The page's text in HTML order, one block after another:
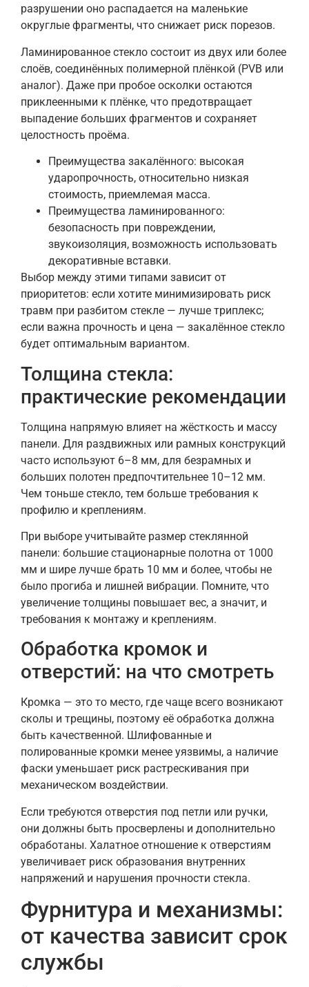
разрушении оно распадается на маленькие
округлые фрагменты, что снижает риск порезов.
Ламинированное стекло состоит из двух или более
слоёв, соединённых полимерной плёнкой (PVB или
аналог). Даже при пробое осколки остаются
приклеенными к плёнке, что предотвращает
выпадение больших фрагментов и сохраняет
целостность проёма.
Преимущества закалённого: высокая
ударопрочность, относительно низкая
стоимость, приемлемая масса.
Преимущества ламинированного:
безопасность при повреждении,
звукоизоляция, возможность использовать
декоративные вставки.
Выбор между этими типами зависит от
приоритетов: если хотите минимизировать риск
травм при разбитом стекле — лучше триплекс;
если важна прочность и цена — закалённое стекло
будет оптимальным вариантом.
Толщина стекла:
практические рекомендации
Толщина напрямую влияет на жёсткость и массу
панели. Для раздвижных или рамных конструкций
часто используют 6–8 мм, для безрамных и
больших полотен предпочтительнее 10–12 мм.
Чем тоньше стекло, тем больше требования к
профилю и креплениям.
При выборе учитывайте размер стеклянной
панели: большие стационарные полотна от 1000
мм и шире лучше брать 10 мм и более, чтобы не
было прогиба и лишней вибрации. Помните, что
увеличение толщины повышает вес, а значит, и
требования к монтажу и креплениям.
Обработка кромок и
отверстий: на что смотреть
Кромка — это то место, где чаще всего возникают
сколы и трещины, поэтому её обработка должна
быть качественной. Шлифованные и
полированные кромки менее уязвимы, а наличие
фаски уменьшает риск растрескивания при
механическом воздействии.
Если требуются отверстия под петли или ручки,
они должны быть просверлены и дополнительно
обработаны. Халатное отношение к отверстиям
увеличивает риск образования внутренних
напряжений и нарушения прочности стекла.
Фурнитура и механизмы:
от качества зависит срок
службы